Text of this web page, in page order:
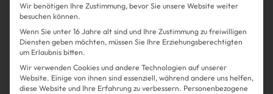
Shopping Beauty
Ich trage seit 14 Jahren das
selbe Parfum. Jetzt habe ich
Wir benötigen Ihre Zustimmung, bevor Sie unsere Website weiter
besuchen können.
Wenn Sie unter 16 Jahre alt sind und Ihre Zustimmung zu freiwilligen
Diensten geben möchten, müssen Sie Ihre Erziehungsberechtigten
um Erlaubnis bitten.
Wir verwenden Cookies und andere Technologien auf unserer
Website. Einige von ihnen sind essenziell, während andere uns helfen,
diese Website und Ihre Erfahrung zu verbessern. Personenbezogene